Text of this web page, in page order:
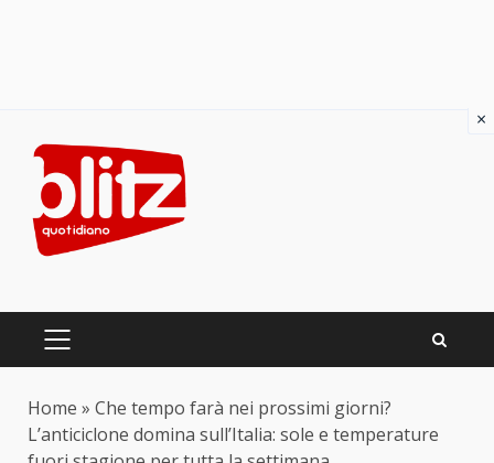
content
PRIMARY
Home » Che tempo farà nei prossimi giorni?
L’anticiclone domina sull’Italia: sole e temperature
×